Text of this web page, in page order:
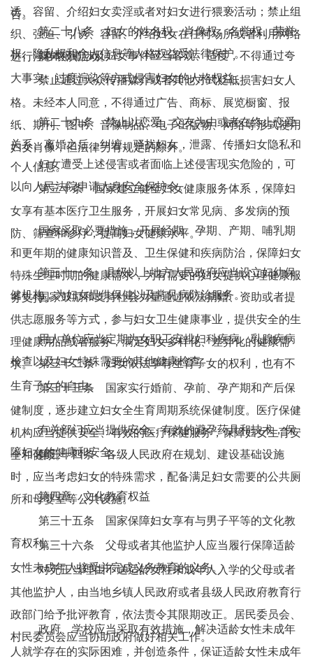
告。
诱、容留、介绍妇女卖淫或者对妇女进行猥亵活动；禁止组
织、强迫、引诱、容留、介绍妇女在任何场所或者利用网络
进行淫秽表演活动。
第二十八条 妇女的姓名权、肖像权、名誉权、荣誉
权、隐私权和个人信息等人格权益受法律保护。
媒体报道涉及妇女事件应当客观、适度，不得通过夸
大事实、过度渲染等方式侵害妇女的人格权益。
禁止通过大众传播媒介或者其他方式贬低损害妇女人
格。未经本人同意，不得通过广告、商标、展览橱窗、报
纸、期刊、图书、音像制品、电子出版物、网络等形式使用
妇女肖像，但法律另有规定的除外。
第二十九条 禁止以恋爱、交友为由或者在终止恋爱
关系、离婚之后，纠缠、骚扰妇女，泄露、传播妇女隐私和
个人信息。妇女遭受上述侵害或者面临上述侵害现实危险的，可
以向人民法院申请人身安全保护令。
第三十条 国家建立健全妇女健康服务体系，保障妇
女享有基本医疗卫生服务，开展妇女常见病、多发病的预
防、筛查和诊疗，提高妇女健康水平。
国家采取必要措施，开展经期、孕期、产期、哺乳期
和更年期的健康知识普及、卫生保健和疾病防治，保障妇女
特殊生理时期的健康需求，为有需要的妇女提供心理健康服
务支持。
第三十一条 县级以上地方人民政府应当设立妇幼保
健机构，为妇女提供保健以及常见病防治服务。
国家鼓励和支持社会力量通过依法捐赠、资助或者提
供志愿服务等方式，参与妇女卫生健康事业，提供安全的生
理健康用品或者服务，满足妇女多样化、差异化的健康需
求。
用人单位应当定期为女职工安排妇科疾病、乳腺疾病
检查以及妇女特殊需要的其他健康检查。
第三十二条 妇女依法享有生育子女的权利，也有不
生育子女的自由。
第三十三条 国家实行婚前、孕前、孕产期和产后保
健制度，逐步建立妇女全生育周期系统保健制度。医疗保健
机构应当提供安全、有效的医疗保健服务，保障妇女生育安
全和健康。
有关部门应当提供安全、有效的避孕药具和技术，保
障妇女的健康和安全。
第三十四条 各级人民政府在规划、建设基础设施
时，应当考虑妇女的特殊需求，配备满足妇女需要的公共厕
所和母婴室等公共设施。
第四章 文化教育权益
第三十五条 国家保障妇女享有与男子平等的文化教
育权利。第三十六条 父母或者其他监护人应当履行保障适龄
女性未成年人接受并完成义务教育的义务。
对无正当理由不送适龄女性未成年人入学的父母或者
其他监护人，由当地乡镇人民政府或者县级人民政府教育行
政部门给予批评教育，依法责令其限期改正。居民委员会、
村民委员会应当协助政府做好相关工作。
政府、学校应当采取有效措施，解决适龄女性未成年
人就学存在的实际困难，并创造条件，保证适龄女性未成年